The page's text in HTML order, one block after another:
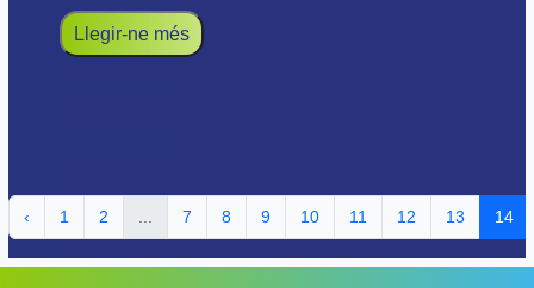
Llegir-ne més
‹ 1 2 7 8 9 10 11 12 13 14